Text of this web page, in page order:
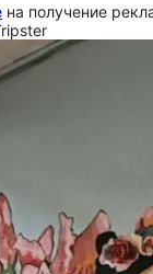
на получение